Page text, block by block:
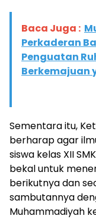
Baca Juga :
Perkaderan
Penguatan
Berkemajuan
Sementara itu,
berharap agar
siswa kelas XII
bekal untuk
berikutnya dan
sambutannya
Muhammadiyah